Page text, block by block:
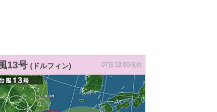
13号 (ドルフィン) 07日13:00現在